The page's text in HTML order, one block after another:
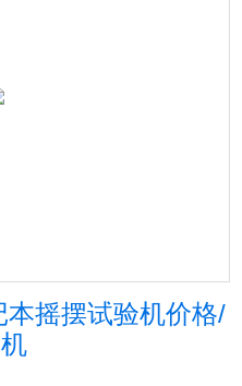
摇摆试验机价格/